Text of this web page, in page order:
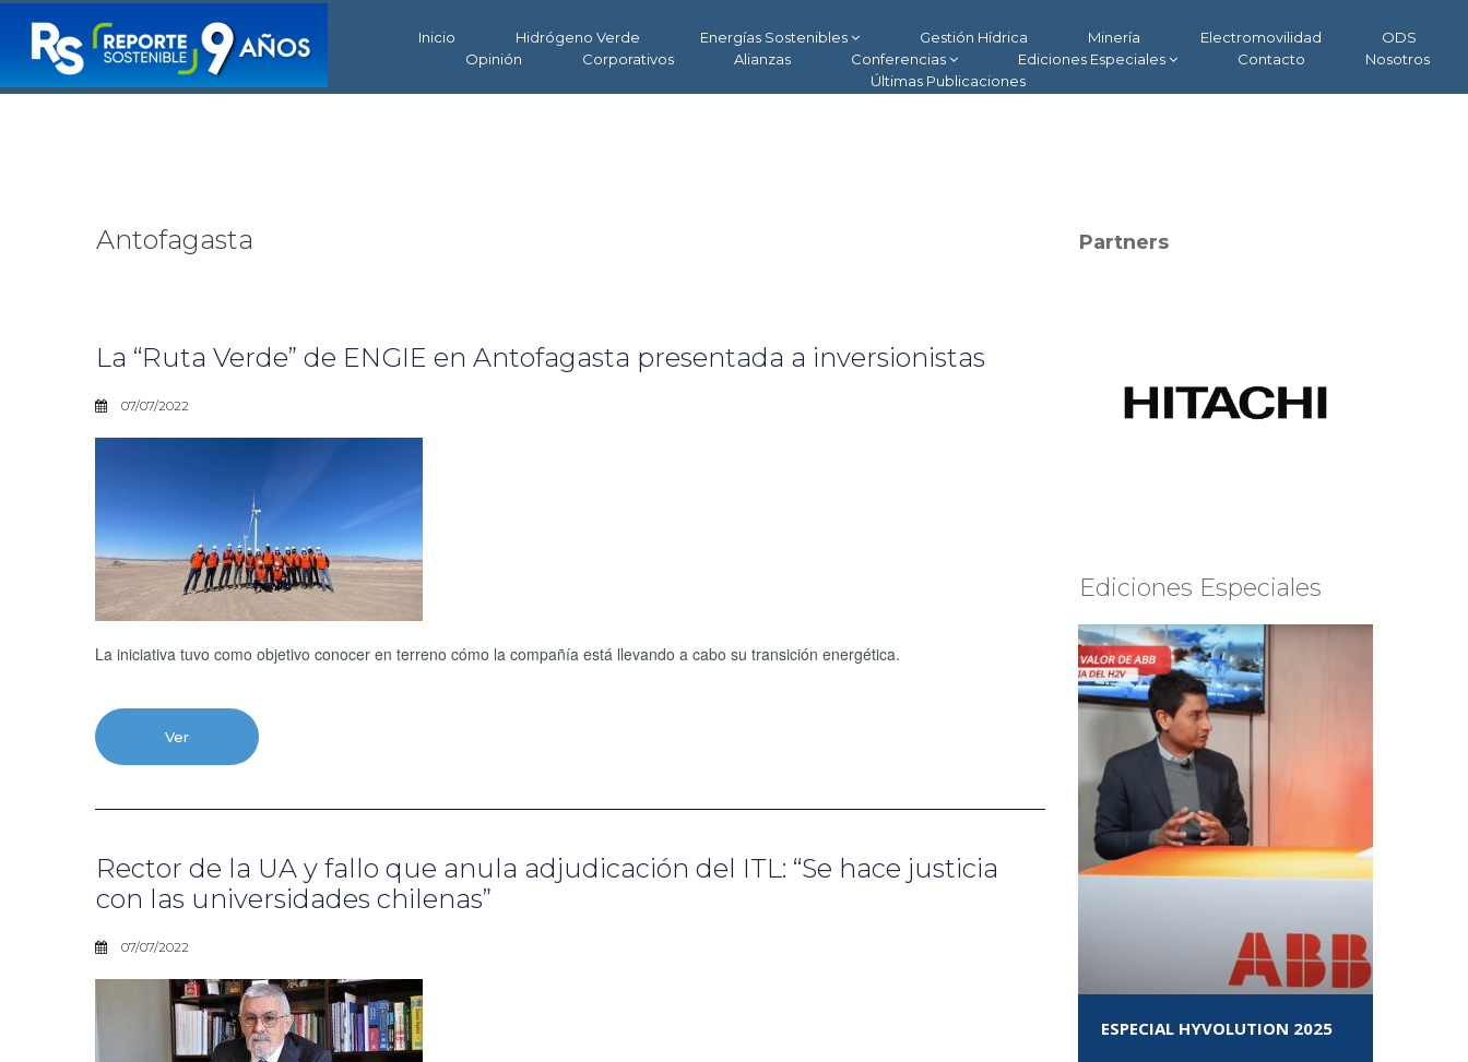
Inicio Hidrógeno Verde Energías Sostenibles Gestión Hídrica Minería Electromovilidad
ODS
Opinión
Corporativos Alianzas Conferencias Ediciones Especiales Contacto
Nosotros
Últimas Publicaciones
Antofagasta
La “Ruta Verde” de ENGIE en Antofagasta presentada a inversionistas
07/07/2022
La iniciativa tuvo como objetivo conocer en terreno cómo la compañía está llevando a cabo su transición energética.
Ver
Rector de la UA y fallo que anula adjudicación del ITL: “Se hace justicia
con las universidades chilenas”
07/07/2022
Partners
Ediciones Especiales
ESPECIAL HYVOLUTION 2025